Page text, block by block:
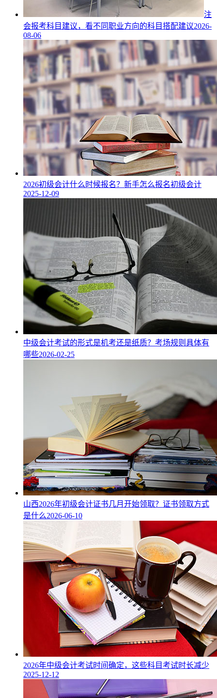
注
会报考科目建议，看不同职业方向的科目搭配建议2026-
08-06
2026初级会计什么时候报名？新手怎么报名初级会计
2025-12-09
中级会计考试的形式是机考还是纸质？考场规则具体有
哪些2026-02-25
山西2026年初级会计证书几月开始领取？证书领取方式
是什么2026-06-10
2026年中级会计考试时间确定，这些科目考试时长减少
2025-12-12